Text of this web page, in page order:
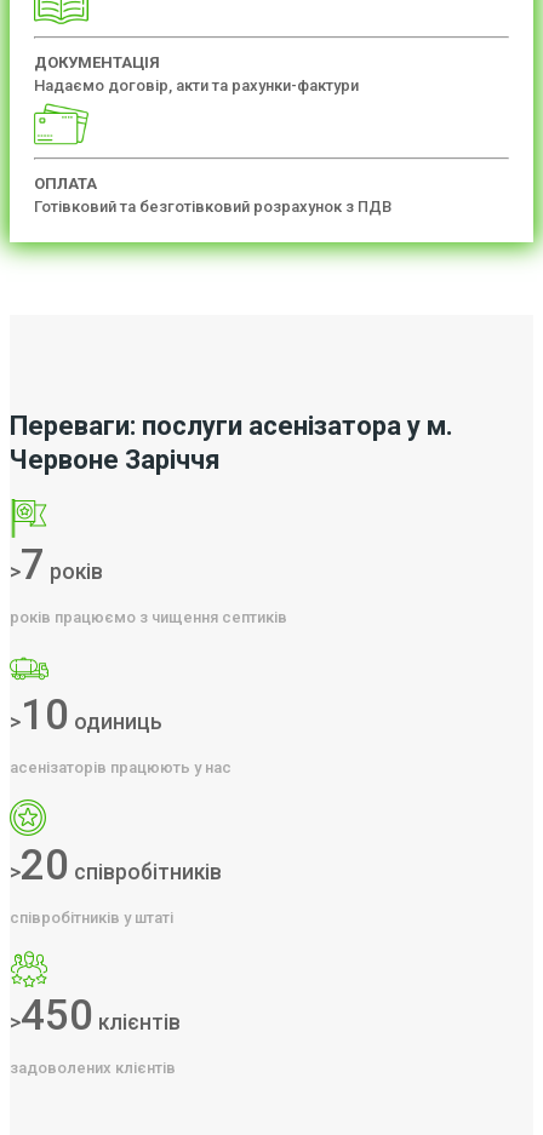
ДОКУМЕНТАЦІЯ
Надаємо договір, акти та рахунки-фактури
ОПЛАТА
Готівковий та безготівковий розрахунок з ПДВ
Переваги: послуги асенізатора у м.
Червоне Заріччя
>7 років
років працюємо з чищення септиків
>10 одиниць
асенізаторів працюють у нас
>20 співробітників
співробітників у штаті
>450 клієнтів
задоволених клієнтів